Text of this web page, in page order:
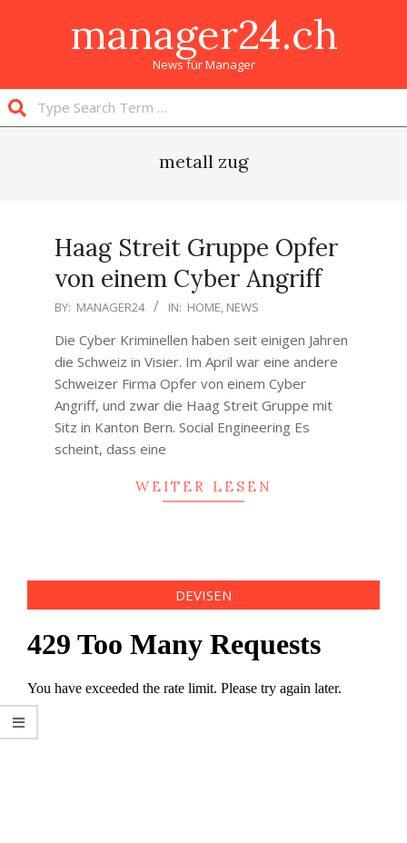
manager24.ch
News für Manager
metall zug
Haag Streit Gruppe Opfer
von einem Cyber Angriff
2020-
18
BY: MANAGER24 IN: HOME, NEWS
Die Cyber Kriminellen haben seit einigen Jahren
die Schweiz in Visier. Im April war eine andere
Schweizer Firma Opfer von einem Cyber
Angriff, und zwar die Haag Streit Gruppe mit
Sitz in Kanton Bern. Social Engineering Es
scheint, dass eine
WEITER LESEN
DEVISEN